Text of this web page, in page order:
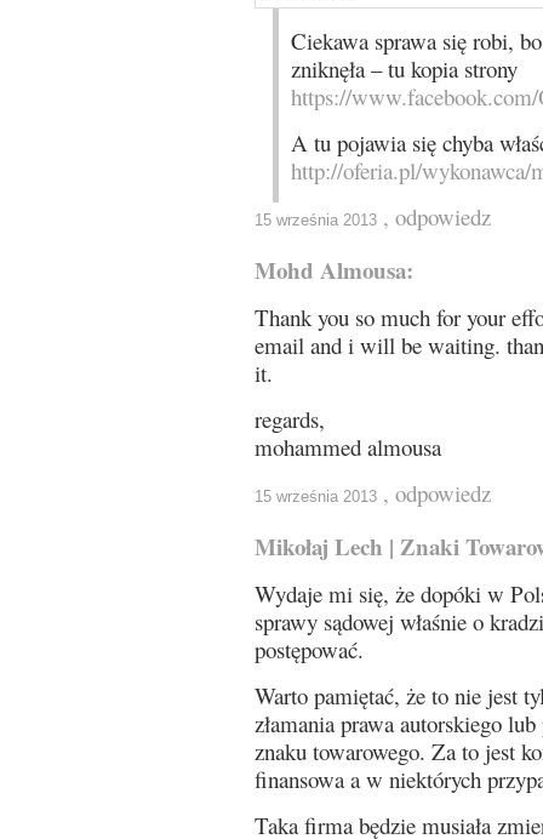
Ciekawa sprawa się robi,
zniknęła – tu kopia strony
https://
A tu pojawia się chyba
http://oferia.pl/wykonawca/
15 września 2013 , odpowiedz
Mohd Almousa:
Thank you so much for your
email and i will be waiting.
it.
regards,
mohammed almousa
15 września 2013 , odpowiedz
Mikołaj Lech | Znaki
Wydaje mi się, że dopóki w
sprawy sądowej właśnie o
postępować.
Warto pamiętać, że to nie jest
złamania prawa autorskiego
znaku towarowego. Za to jest
finansowa a w niektórych
Taka firma będzie musiała